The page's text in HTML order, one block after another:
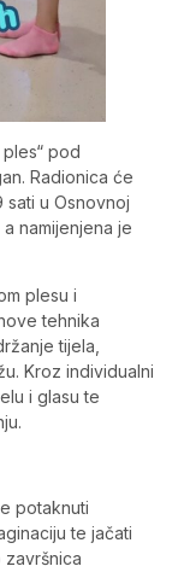
pod
Radionica će
sati u Osnovnoj
namijenjena je
plesu i
tehnika
tijela,
Kroz individualni
i glasu te
potaknuti
te jačati
završnica